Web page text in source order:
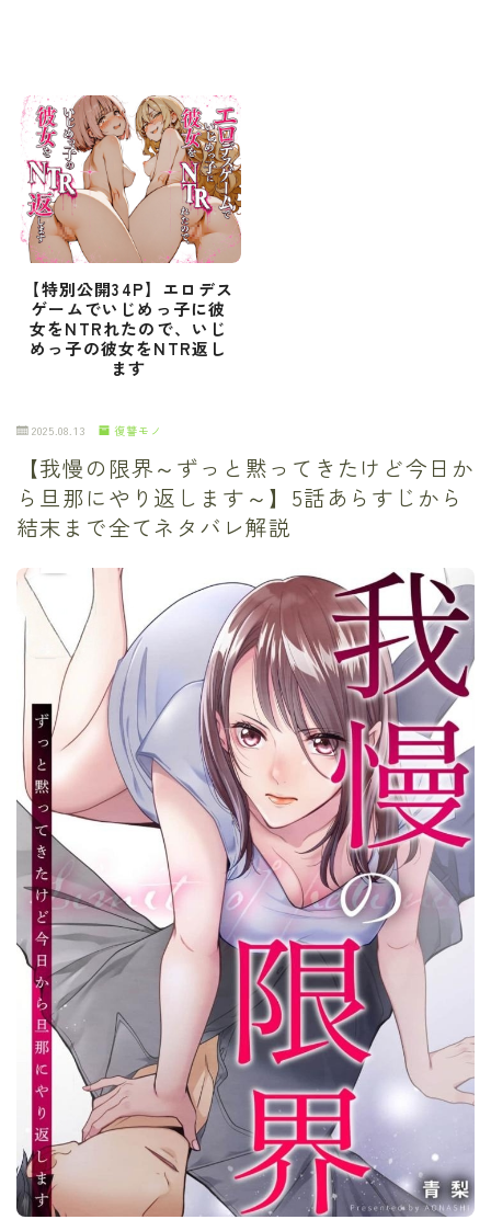
【特別公開34P】エロデス
ゲームでいじめっ子に彼
女をNTRれたので、いじ
めっ子の彼女をNTR返し
ます
2025.08.13 復讐モノ
【我慢の限界～ずっと黙ってきたけど今日か
ら旦那にやり返します～】5話あらすじから
結末まで全てネタバレ解説